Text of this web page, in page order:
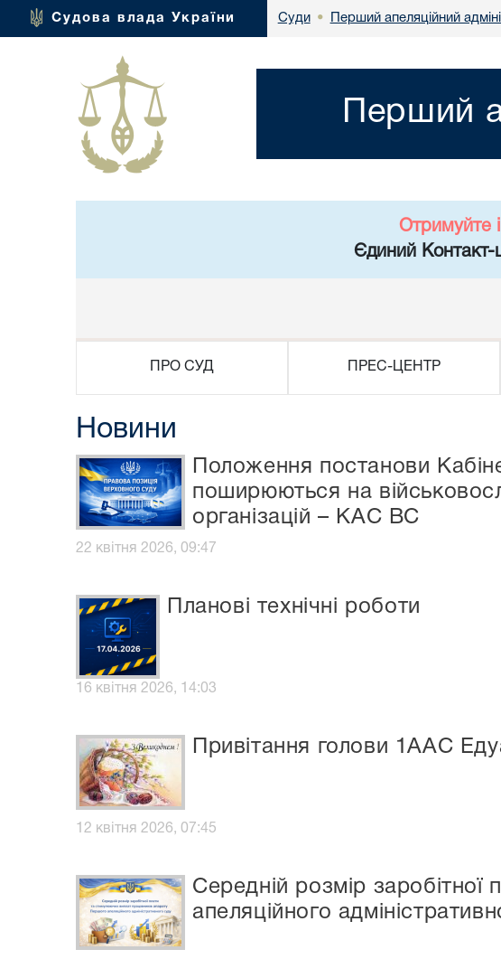
Судова влада України Суди • Перший апеляційний
Перший
Отримуйте
Єдиний Контакт-
ПРО СУД ПРЕС-ЦЕНТР
Новини
Положення постанови
поширюються на
організацій – КАС ВС
22 квітня 2026, 09:47
Планові технічні роботи
16 квітня 2026, 14:03
Привітання голови 1ААС
12 квітня 2026, 07:45
Середній розмір
апеляційного